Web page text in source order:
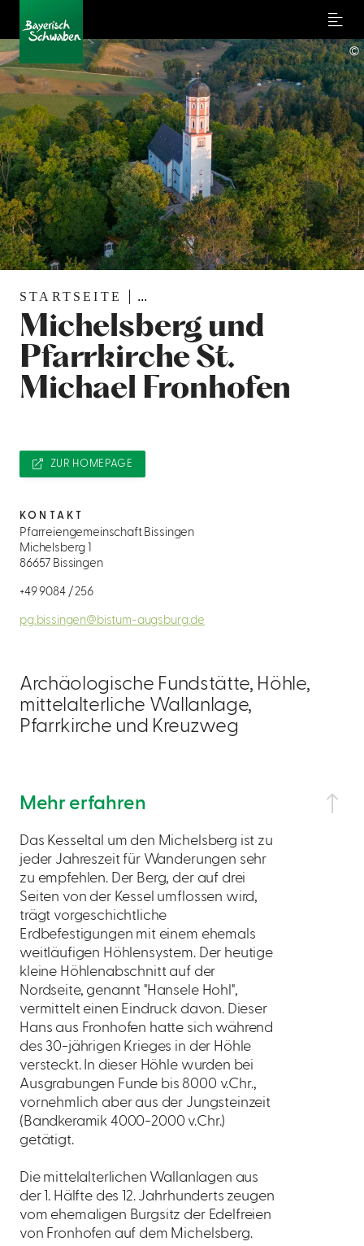
Menu
STARTSEITE ...
Michelsberg und
Pfarrkirche St.
Michael Fronhofen
©
Archäologische Fundstätte, Höhle,
mittelalterliche Wallanlage,
Pfarrkirche und Kreuzweg
Mehr erfahren
Das Kesseltal um den Michelsberg ist zu
jeder Jahreszeit für Wanderungen sehr
zu empfehlen. Der Berg, der auf drei
Seiten von der Kessel umflossen wird,
trägt vorgeschichtliche
Erdbefestigungen mit einem ehemals
weitläufigen Höhlensystem. Der heutige
kleine Höhlenabschnitt auf der
Nordseite, genannt "Hansele Hohl",
vermittelt einen Eindruck davon. Dieser
Hans aus Fronhofen hatte sich während
des 30-jährigen Krieges in der Höhle
versteckt. In dieser Höhle wurden bei
Ausgrabungen Funde bis 8000 v.Chr.,
vornehmlich aber aus der Jungsteinzeit
(Bandkeramik 4000-2000 v.Chr.)
getätigt.
Die mittelalterlichen Wallanlagen aus
der 1. Hälfte des 12. Jahrhunderts zeugen
vom ehemaligen Burgsitz der Edelfreien
von Fronhofen auf dem Michelsberg.
ZUR HOMEPAGE
KONTAKT
Pfarreiengemeinschaft Bissingen
Michelsberg 1
86657 Bissingen
+49 9084 / 256
pg.bissingen@bistum-augsburg.de